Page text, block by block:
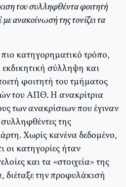
του συλληφθέντα φοιτητή
ανακοίνωσή της τονίζει τα
κατηγορηματικό τρόπο,
σύλληψη και
φοιτητή του τμήματος
του AΠΘ. H ανακρίτρια
των ανακρίσεων που έγιναν
της
Xωρίς κανένα δεδομένο,
οι κατηγορίες ήταν
και τα «στοιχεία» της
την προφυλάκισή